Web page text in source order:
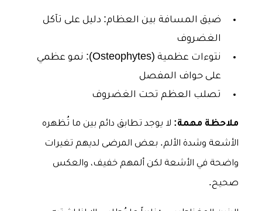
ضيق المسافة بين العظام: دليل على تآكل
الغضروف
نتوءات عظمية (Osteophytes): نمو عظمي
على حواف المفصل
تصلب العظم تحت الغضروف
ملاحظة مهمة: لا يوجد تطابق دائم بين ما تُظهره
الأشعة وشدة الألم. بعض المرضى لديهم تغيرات
واضحة في الأشعة لكن ألمهم خفيف، والعكس
صحيح.